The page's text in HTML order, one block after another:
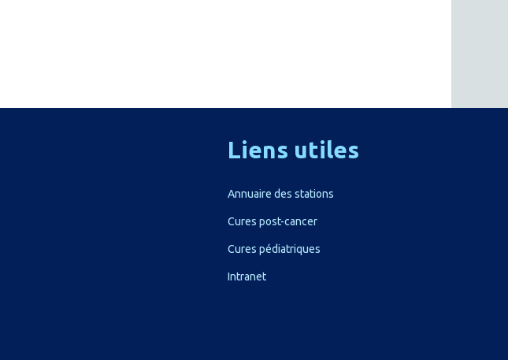
Liens utiles
Annuaire des stations
Cures post-cancer
Cures pédiatriques
Intranet